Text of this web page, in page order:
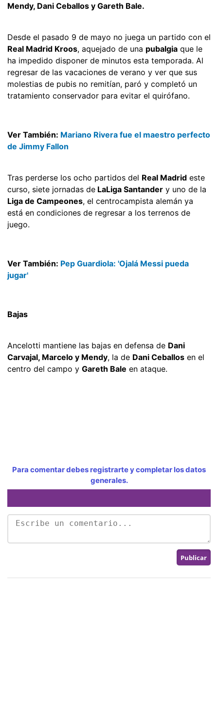
Mendy, Dani Ceballos y Gareth Bale.
Desde el pasado 9 de mayo no juega un partido con el
Real Madrid Kroos, aquejado de una pubalgia que le
ha impedido disponer de minutos esta temporada. Al
regresar de las vacaciones de verano y ver que sus
molestias de pubis no remitían, paró y completó un
tratamiento conservador para evitar el quirófano.
Ver También: Mariano Rivera fue el maestro perfecto
de Jimmy Fallon
Tras perderse los ocho partidos del Real Madrid este
curso, siete jornadas de LaLiga Santander y uno de la
Liga de Campeones, el centrocampista alemán ya
está en condiciones de regresar a los terrenos de
juego.
Ver También: Pep Guardiola: 'Ojalá Messi pueda
jugar'
Bajas
Ancelotti mantiene las bajas en defensa de Dani
Carvajal, Marcelo y Mendy, la de Dani Ceballos en el
centro del campo y Gareth Bale en ataque.
Para comentar debes registrarte y completar los datos
generales.